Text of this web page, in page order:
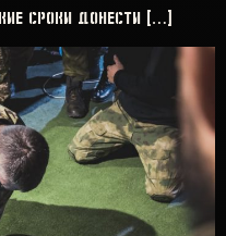
сроки донести […]